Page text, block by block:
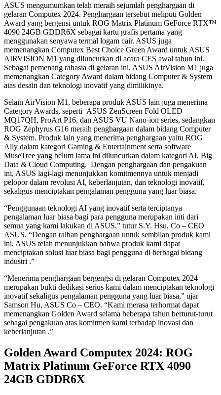
ASUS mengumumkan telah meraih sejumlah penghargaan di
gelaran Computex 2024. Penghargaan tersebut meliputi Golden
Award yang bergensi untuk ROG Matrix Platinum GeForce RTX™
4090 24GB GDDR6X sebagai kartu grafis pertama yang
menggunakan senyawa termal logam cair. ASUS juga
memenangkan Computex Best Choice Green Award untuk ASUS
AIRVISION M1 yang diluncurkan di acara CES awal tahun ini.
Sebagai pemenang rahasia di gelaran ini, ASUS AirVision M1 juga
memenangkan Category Award dalam bidang Computer & System
atas desain dan teknologi inovatif yang dimilikinya.
Selain AirVision M1, beberapa produk ASUS lain juga menerima
Category Awards, seperti ASUS ZenScreen Fold OLED
MQ17QH, ProArt P16, dan ASUS VU Nano-ion series, sedangkan
ROG Zephyrus G16 meraih penghargaan dalam bidang Computer
& System. Produk lain yang menerima penghargaan yaitu ROG
Ally dalam kategori Gaming & Entertainment serta software
MuseTree yang belum lama ini diluncurkan dalam kategori AI, Big
Data & Cloud Computing. Dengan penghargaan dan pengakuan
ini, ASUS lagi-lagi menunjukkan komitmennya untuk menjadi
pelopor dalam revolusi AI, keberlanjutan, dan teknologi inovatif,
sekaligus menciptakan pengalaman pengguna yang luar biasa.
“Penggunaan teknologi AI yang inovatif serta terciptanya
pengalaman luar biasa bagi para pengguna merupakan inti dari
semua yang kami lakukan di ASUS,” tutur S.Y. Hsu, Co – CEO
ASUS. “Dengan raihan penghargaan untuk sembilan produk kami
ini, ASUS telah menunjukkan bahwa produk kami dapat
menciptakan solusi luar biasa bagi pengguna di berbagai bidang
industri .”
“Menerima penghargaan bergengsi di gelaran Computex 2024
merupakan bukti dedikasi serius kami dalam menciptakan teknologi
inovatif sekaligus pengalaman pengguna yang luar biasa,” ujar
Samson Hu, ASUS Co – CEO. “Kami merasa terhormat dapat
memenangkan Golden Award selama beberapa tahun berturut-turut
sebagai pengakuan atas komitmen kami terhadap inovasi dan
keberlanjutan .”
Golden Award Computex 2024: ROG
Matrix Platinum GeForce RTX 4090
24GB GDDR6X